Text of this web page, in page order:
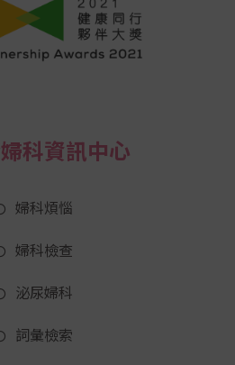
科資訊中心
婦科煩惱
婦科檢查
泌尿婦科
詞彙檢索